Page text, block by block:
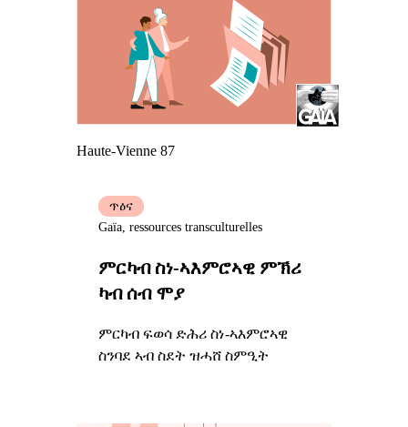
Haute-Vienne 87
ምርካብ ስነ-ኣእምሮኣዊ ምኽሪ
ካብ ሰብ ሞያ
ምርካብ ፍወሳ ድሕሪ ስነ-ኣእምሮኣዊ
ስንባደ ኣብ ስደት ዝሓሸ ስምዒት
ጥዕና
Gaïa, ressources transculturelles